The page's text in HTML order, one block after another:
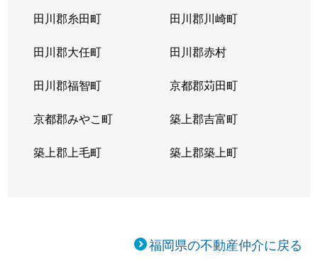
田川郡糸田町 田川郡川崎町
田川郡大任町 田川郡赤村
田川郡福智町 京都郡苅田町
京都郡みやこ町 築上郡吉富町
築上郡上毛町 築上郡築上町
福岡県の不動産仲介に戻る